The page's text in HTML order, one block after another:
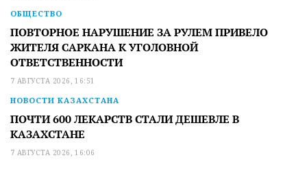
ОБЩЕСТВО
ПОВТОРНОЕ НАРУШЕНИЕ ЗА РУЛЕМ ПРИВЕЛО
ЖИТЕЛЯ САРКАНА К УГОЛОВНОЙ
ОТВЕТСТВЕННОСТИ
7 АВГУСТА 2026, 16:51
НОВОСТИ КАЗАХСТАНА
ПОЧТИ 600 ЛЕКАРСТВ СТАЛИ ДЕШЕВЛЕ В
КАЗАХСТАНЕ
7 АВГУСТА 2026, 16:06